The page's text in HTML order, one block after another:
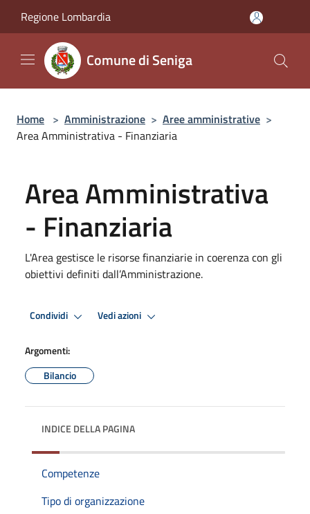
Regione Lombardia
Comune di Seniga
Home > Amministrazione > Aree amministrative >
Area Amministrativa - Finanziaria
Area Amministrativa
- Finanziaria
L'Area gestisce le risorse finanziarie in coerenza con gli
obiettivi definiti dall’Amministrazione.
Condividi Vedi azioni
Argomenti:
Bilancio
INDICE DELLA PAGINA
Competenze
Tipo di organizzazione